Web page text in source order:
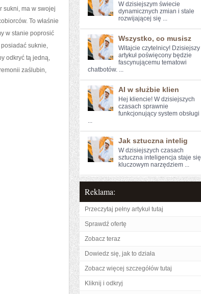
sukni, ma w swojej
To właśnie
w stanie poprosić
posiadać suknie,
odkryć tą jedną,
zaślubin,
W dzisiejszym świecie⁣
dynamicznych zmian⁤ i⁣ stale
‌rozwijającej się ...
Wszystko, co musisz
Witajcie czytelnicy! Dzisiejszy
artykuł poświęcony⁤ będzie
fascynującemu tematowi
chatbotów. ...
AI w służbie klien
Hej kliencie!⁤ W dzisiejszych
czasach sprawnie
funkcjonujący system obsługi
...
Jak sztuczna intelig
W ‌dzisiejszych czasach
sztuczna inteligencja staje się
kluczowym ⁣narzędziem ...
Reklama:
Przeczytaj pełny artykuł tutaj
Sprawdź ofertę
Zobacz teraz
Dowiedz się, jak to działa
Zobacz więcej szczegółów tutaj
Kliknij i odkryj